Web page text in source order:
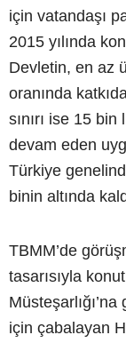
için vatandaşı
2015 yılında
Devletin, en az
oranında
sınırı ise 15
devam eden
Türkiye
binin altında
TBMM’de
tasarısıyla
için çabalayan